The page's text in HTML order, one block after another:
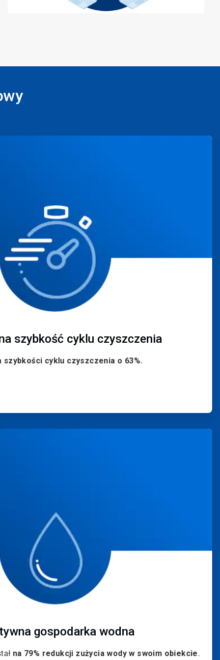
szybkość cyklu czyszczenia
szybkości cyklu czyszczenia o 63%.
gospodarka wodna
na 79% redukcji zużycia wody w swoim obiekcie.